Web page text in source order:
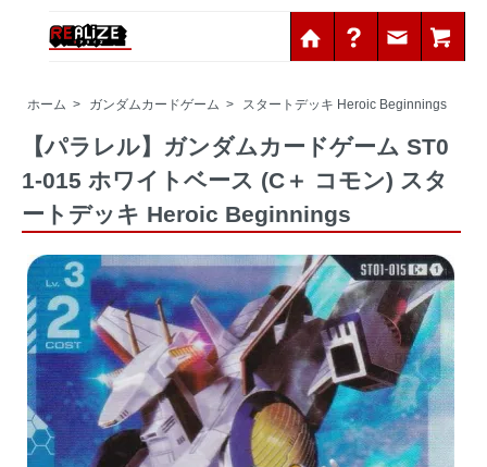
ホーム > ガンダムカードゲーム > スタートデッキ Heroic Beginnings
【パラレル】ガンダムカードゲーム ST0
1-015 ホワイトベース (C＋ コモン) スタ
ートデッキ Heroic Beginnings